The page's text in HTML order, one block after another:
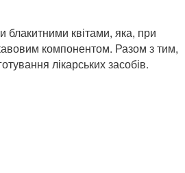
блакитними квітами, яка, при
компонентом. Разом з тим,
лікарських засобів.